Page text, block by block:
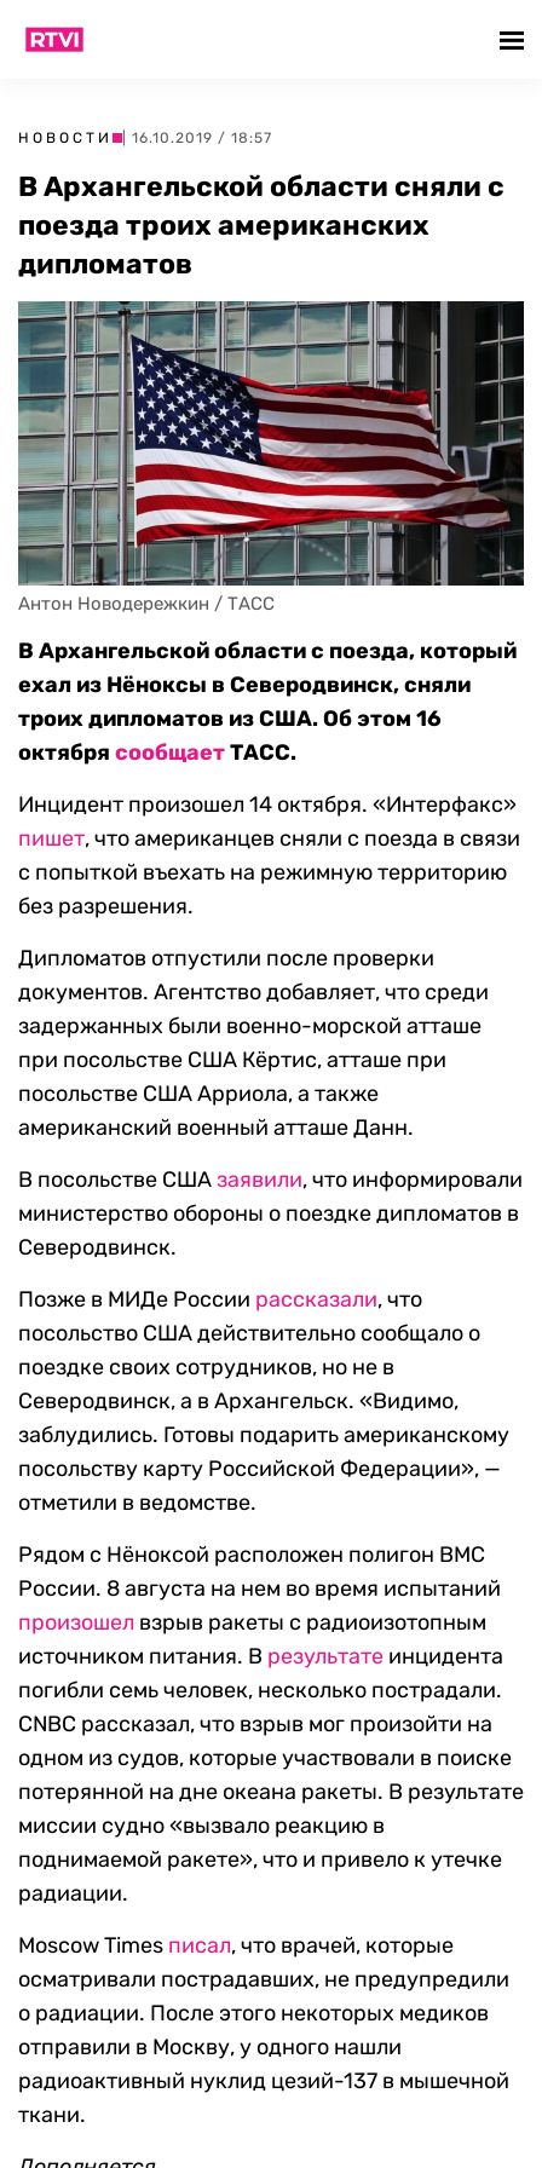
НОВОСТИ | 16.10.2019 / 18:57
В Архангельской области сняли с
поезда троих американских
дипломатов
Антон Новодережкин / ТАСС
В Архангельской области с поезда, который
ехал из Нёноксы в Северодвинск, сняли
троих дипломатов из США. Об этом 16
октября сообщаетТАСС.
Инцидент произошел 14 октября. «Интерфакс»
пишет, что американцев сняли с поезда в связи
с попыткой въехать на режимную территорию
без разрешения.
Дипломатов отпустили после проверки
документов. Агентство добавляет, что среди
задержанных были военно-морской атташе
при посольстве США Кёртис, атташе при
посольстве США Арриола, а также
американский военный атташе Данн.
В посольстве СШАзаявили, что информировали
министерство обороны о поездке дипломатов в
Северодвинск.
Позже в МИДе России рассказали, что
посольство США действительно сообщало о
поездке своих сотрудников, но не в
Северодвинск, а в Архангельск. «Видимо,
заблудились. Готовы подарить американскому
посольству карту Российской Федерации», —
отметили в ведомстве.
Рядом с Нёноксой расположен полигон ВМС
России. 8 августа на нем во время испытаний
произошел взрыв ракеты с радиоизотопным
источником питания. В результате инцидента
погибли семь человек, несколько пострадали.
CNBC рассказал, что взрыв мог произойти на
одном из судов, которые участвовали в поиске
потерянной на дне океана ракеты. В результате
миссии судно «вызвало реакцию в
поднимаемой ракете», что и привело к утечке
радиации.
Moscow Times писал, что врачей, которые
осматривали пострадавших, не предупредили
о радиации. После этого некоторых медиков
отправили в Москву, у одного нашли
радиоактивный нуклид цезий-137 в мышечной
ткани.